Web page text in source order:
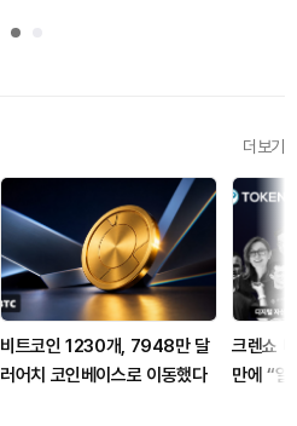
더보기
비트코인 1230개, 7948만 달
러어치 코인베이스로 이동했다
크렌쇼
만에 “일